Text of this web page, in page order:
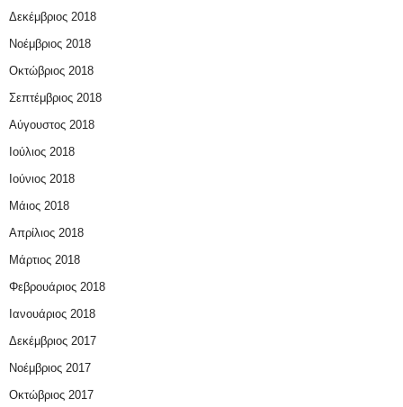
Δεκέμβριος 2018
Νοέμβριος 2018
Οκτώβριος 2018
Σεπτέμβριος 2018
Αύγουστος 2018
Ιούλιος 2018
Ιούνιος 2018
Μάιος 2018
Απρίλιος 2018
Μάρτιος 2018
Φεβρουάριος 2018
Ιανουάριος 2018
Δεκέμβριος 2017
Νοέμβριος 2017
Οκτώβριος 2017